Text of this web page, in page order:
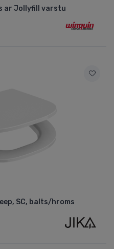
ar Jollyfill varstu
SC, balts/hroms